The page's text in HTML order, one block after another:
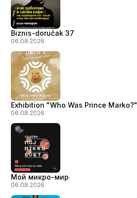
Biznis-doručak 37
06.08.2026
Exhibition "Who Was Prince Marko?"
06.08.2026
Мой микро-мир
06.08.2026